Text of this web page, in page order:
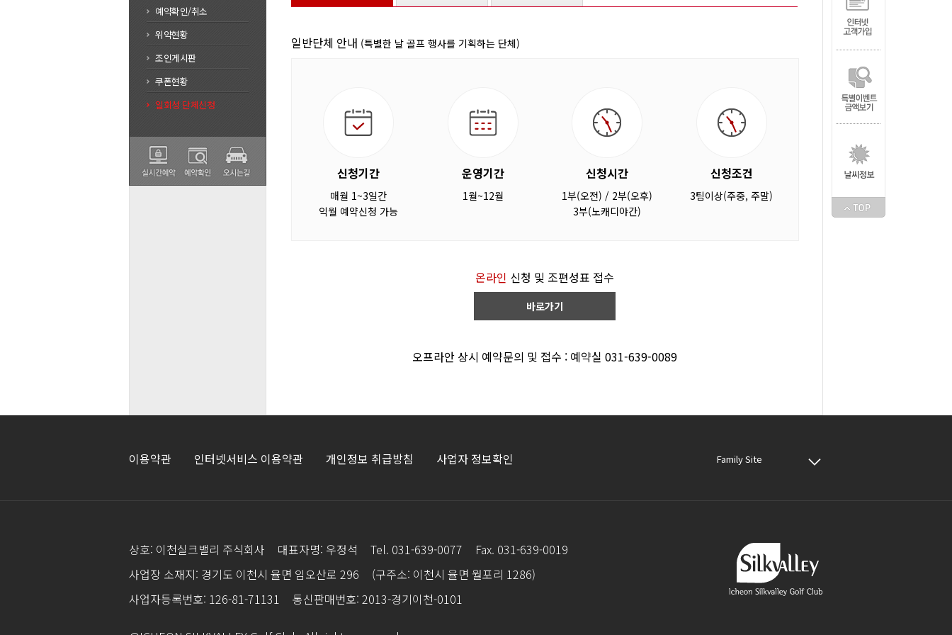
예약확인/취소
위약현황
조인게시판
쿠폰현황
일회성 단체신청
일반단체 안내 (특별한 날 골프 행사를 기획하는 단체)
신청기간
매월 1~3일간
익월 예약신청 가능
운영기간
1월~12월
신청시간
1부(오전) / 2부(오후)
3부(노캐디야간)
신청조건
3팀이상(주중, 주말)
온라인 신청 및 조편성표 접수
바로가기
오프라안 상시 예약문의 및 접수 : 예약실 031-639-0089
이용약관 인터넷서비스 이용약관 개인정보 취급방침 사업자 정보확인
상호: 이천실크밸리 주식회사 대표자명: 우정석 Tel. 031-639-0077
Fax. 031-639-0019
사업장 소재지: 경기도 이천시 율면 임오산로 296
(구주소: 이천시 율면 월포리 1286)
사업자등록번호: 126-81-71131
통신판매번호: 2013-경기이천-0101